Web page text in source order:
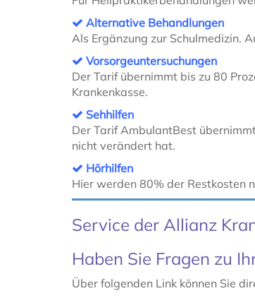
Alternative Behandlungen
Als Ergänzung zur Schulmedizin.
Vorsorgeuntersuchungen
Der Tarif übernimmt bis zu 80
Krankenkasse.
Sehhilfen
Der Tarif AmbulantBest
nicht verändert hat.
Hörhilfen
Hier werden 80% der Restkosten
Service der Allianz
Haben Sie Fragen zu
Über folgenden Link können Sie